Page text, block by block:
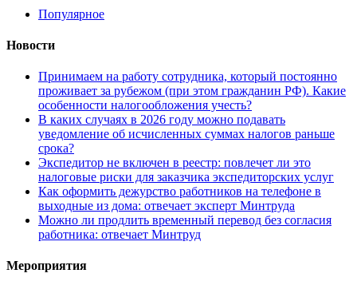
Популярное
Новости
Принимаем на работу сотрудника, который постоянно
проживает за рубежом (при этом гражданин РФ). Какие
особенности налогообложения учесть?
В каких случаях в 2026 году можно подавать
уведомление об исчисленных суммах налогов раньше
срока?
Экспедитор не включен в реестр: повлечет ли это
налоговые риски для заказчика экспедиторских услуг
Как оформить дежурство работников на телефоне в
выходные из дома: отвечает эксперт Минтруда
Можно ли продлить временный перевод без согласия
работника: отвечает Минтруд
Мероприятия